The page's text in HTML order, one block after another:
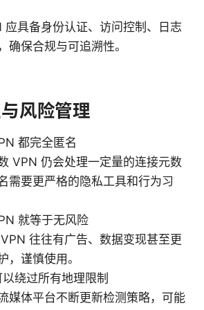
应具备身份认证、访问控制、日志
确保合规与可追溯性。
风险管理
都完全匿名
VPN 仍会处理一定量的连接元数
需要更严格的隐私工具和行为习
就等于无风险
往往有广告、数据变现甚至更
，谨慎使用。
绕过所有地理限制
媒体平台不断更新检测策略，可能